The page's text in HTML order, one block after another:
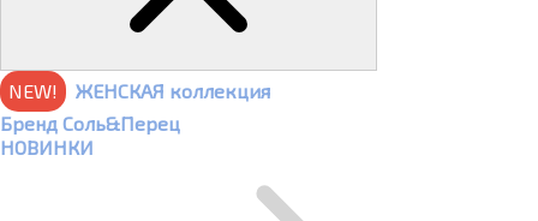
NEW!
ЖЕНСКАЯ коллекция
Бренд Соль&Перец
НОВИНКИ